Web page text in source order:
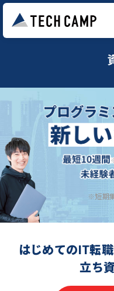
※短期
はじめてのIT転
立ち